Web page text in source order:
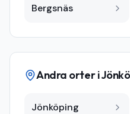
Bergsnäs
Andra orter i
Jönköping